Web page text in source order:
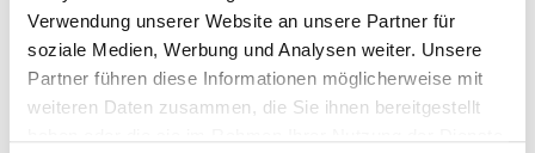
Verwendung unserer Website an unsere Partner für
soziale Medien, Werbung und Analysen weiter. Unsere
Partner führen diese Informationen möglicherweise mit
weiteren Daten zusammen, die Sie ihnen bereitgestellt
Konzepten Impulse für die Region setzen. Träger
sind dieIHK Würzburg-Schweinfurt, der
Handelsverband Bayern – Bezirk Unterfranken
Krick.com, dieTV Mainfranken GmbH & Co. KG